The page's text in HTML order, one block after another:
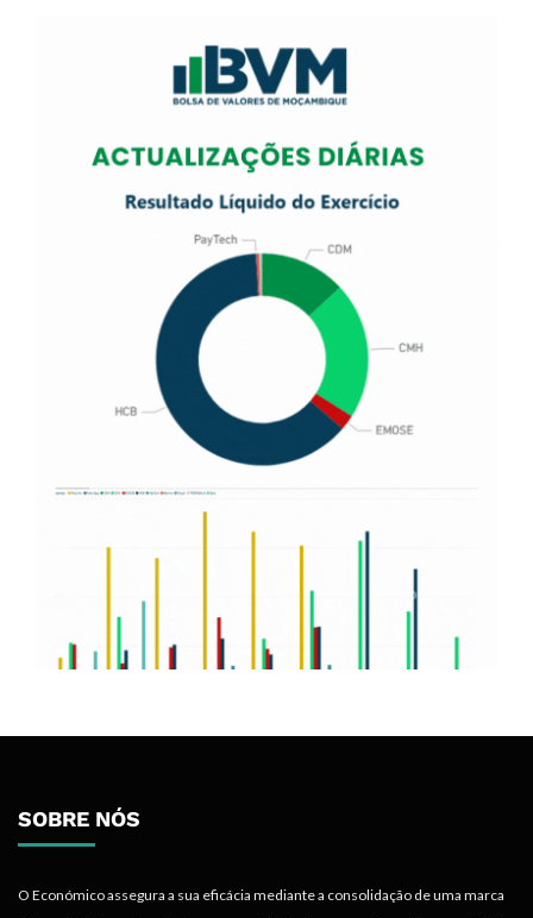
SOBRE NÓS
O Económico assegura a sua eficácia mediante a consolidação de uma marca